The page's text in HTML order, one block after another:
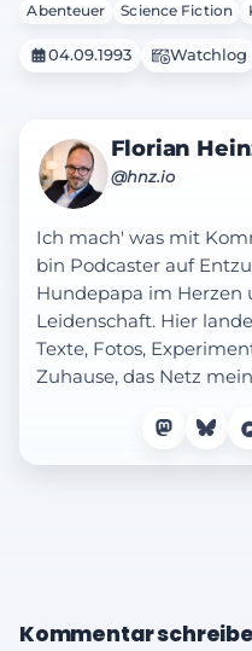
Abenteuer Science Fiction
04.09.1993 Watchlog
Florian
@hnz.io
Ich mach' was mit
bin Podcaster auf
Hundepapa im Herzen
Leidenschaft. Hier
Texte, Fotos,
Zuhause, das Netz
Kommentar